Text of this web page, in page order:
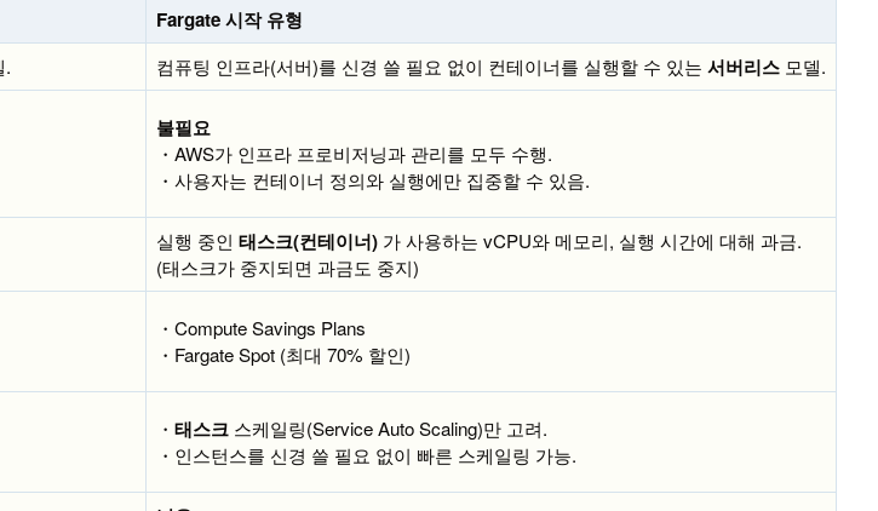
Fargate 시작 유형
. 컴퓨팅 인프라(서버)를 신경 쓸 필요 없이 컨테이너를 실행할 수 있는 서버리스 모델.
불필요
・AWS가 인프라 프로비저닝과 관리를 모두 수행.
・사용자는 컨테이너 정의와 실행에만 집중할 수 있음.
실행 중인 태스크(컨테이너) 가 사용하는 vCPU와 메모리, 실행 시간에 대해 과금.
(태스크가 중지되면 과금도 중지)
・Compute Savings Plans
・Fargate Spot (최대 70% 할인)
・ 태스크 스케일링(Service Auto Scaling)만 고려.
・인스턴스를 신경 쓸 필요 없이 빠른 스케일링 가능.